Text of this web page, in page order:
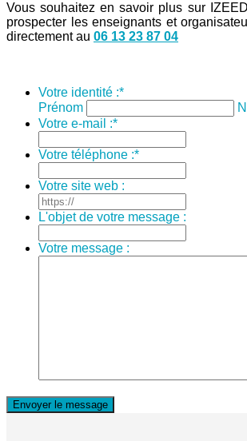
Vous souhaitez en savoir plus sur
prospecter les enseignants et
directement au 06 13 23 87 04
Votre identité :*
Prénom
Votre e-mail :*
Votre téléphone :*
Votre site web :
L'objet de votre message :
Votre message :